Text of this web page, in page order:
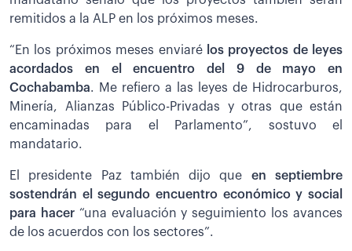
remitidos a la ALP en los próximos meses.
“En los próximos meses enviaré los proyectos de leyes
acordados en el encuentro del 9 de mayo en
Cochabamba. Me refiero a las leyes de Hidrocarburos,
Minería, Alianzas Público-Privadas y otras que están
encaminadas para el Parlamento”, sostuvo el
mandatario.
El presidente Paz también dijo que en septiembre
sostendrán el segundo encuentro económico y social
para hacer“una evaluación y seguimiento los avances
de los acuerdos con los sectores”.